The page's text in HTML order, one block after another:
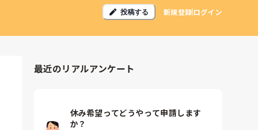
投稿する 新規登録ログイン
最近のリアルアンケート
休み希望ってどうやって申請します
か？